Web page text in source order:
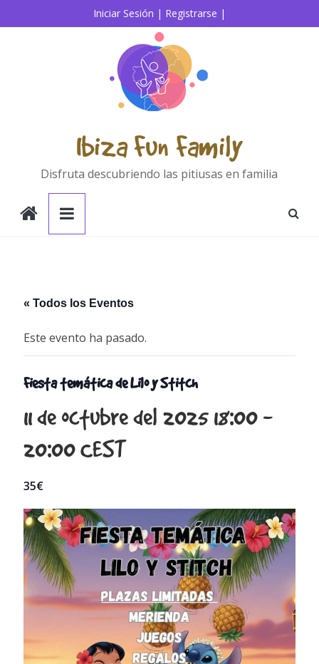
al
Iniciar Sesión | Registrarse |
Ibiza Fun Family
Disfruta descubriendo las pitiusas en familia
« Todos los Eventos
Este evento ha pasado.
Fiesta temática de Lilo y Stitch
11 de octubre del 2025 18:00 -
20:00CEST
35€